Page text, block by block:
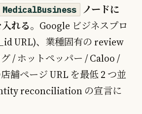
MedicalBusiness ノードに
れる。Google ビジネスプロ
URL)、業種固有の review
/ ホットペッパー / Caloo /
舗ページ URL を最低 2 つ並
reconciliation の宣言に